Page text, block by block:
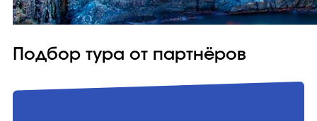
Подбор тура от партнёров